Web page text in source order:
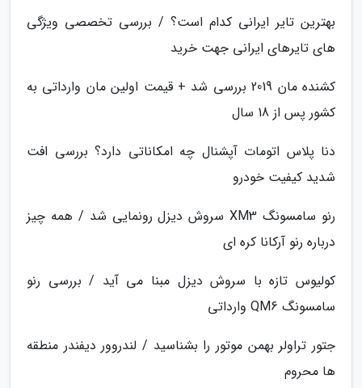
بهترین تایر ایرانی کدام است؟ / بررسی تخصصی ویژگی
های تایرهای ایرانی جهت خرید
کشنده مان 2019 بررسی شد + قیمت اولین مان وارداتی به
کشور پس از 18 سال
دنا پلاس اتومات آپشنال چه امکاناتی دارد؟ بررسی افت
شدید کیفیت خودرو
رنو سامسونگ XM3 سروش دیزل رونمایی شد / همه چیز
درباره رنو آرکانا کره ای
کولیوس تازه با سروش دیزل مبنا می آید / بررسی رنو
سامسونگ QM6 وارداتی
جتور تراولر بهمن موتور را بشناسید / لندروور دیفندر منطقه
ها محروم